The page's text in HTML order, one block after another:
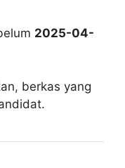
2025-04-
berkas yang